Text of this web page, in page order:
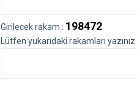
Girilecek rakam : 198472
Lütfen yukarıdaki rakamları yazınız.